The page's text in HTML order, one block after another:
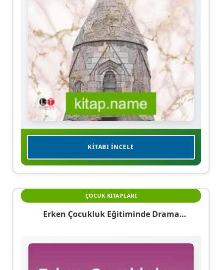
KITABI İNCELE
ÇOCUK KITAPLARI
Erken Çocukluk Eğitiminde Drama